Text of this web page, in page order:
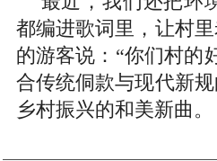
都编进歌词里，让村
的游客说：“你们村的
合传统侗款与现代新
乡村振兴的和美新曲。